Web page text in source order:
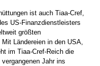
ist auch Tiaa-Cref,
US-Finanzdienstleisters
größten
Ländereien in den USA,
im Tiaa-Cref-Reich die
Jahr ins